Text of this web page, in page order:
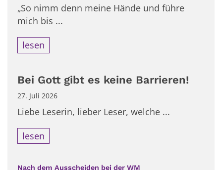
„So nimm denn meine Hände und führe
mich bis ...
lesen
Bei Gott gibt es keine Barrieren!
27. Juli 2026
Liebe Leserin, lieber Leser, welche ...
lesen
Nach dem Ausscheiden bei der WM